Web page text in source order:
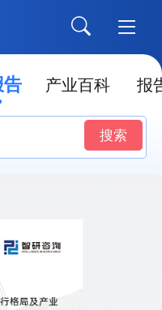
告 产业百科 报
搜索